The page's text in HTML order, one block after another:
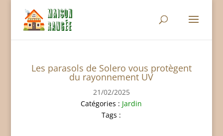
Les parasols de Solero vous protègent
du rayonnement UV
21/02/2025
Catégories : Jardin
Tags :